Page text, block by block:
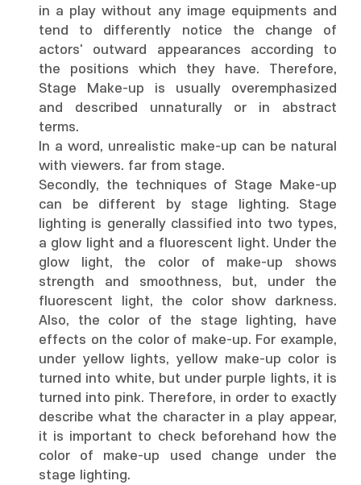
in a play without any image equipments and
tend to differently notice the change of
actors' outward appearances according to
the positions which they have. Therefore,
Stage Make-up is usually overemphasized
and described unnaturally or in abstract
terms.
In a word, unrealistic make-up can be natural
with viewers. far from stage.
Secondly, the techniques of Stage Make-up
can be different by stage lighting. Stage
lighting is generally classified into two types,
a glow light and a fluorescent light. Under the
glow light, the color of make-up shows
strength and smoothness, but, under the
fluorescent light, the color show darkness.
Also, the color of the stage lighting, have
effects on the color of make-up. For example,
under yellow lights, yellow make-up color is
turned into white, but under purple lights, it is
turned into pink. Therefore, in order to exactly
describe what the character in a play appear,
it is important to check beforehand how the
color of make-up used change under the
stage lighting.